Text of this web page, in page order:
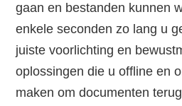
gaan en bestanden kunnen
enkele seconden zo lang u
juiste voorlichting en
oplossingen die u offline en
maken om documenten